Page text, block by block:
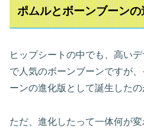
ポムルとボーンブーン
ヒップシートの中でも、高い
で人気のボーンブーンですが
ーンの進化版として誕生した
ただ、進化したって一体何が